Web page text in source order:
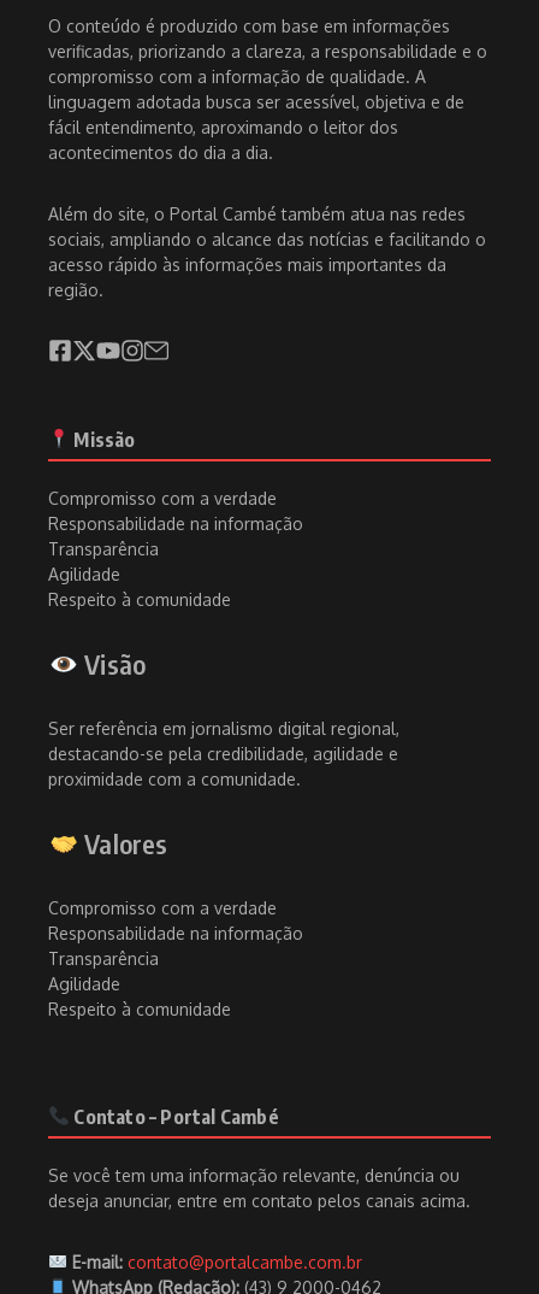
O conteúdo é produzido com base em informações
verificadas, priorizando a clareza, a responsabilidade e o
compromisso com a informação de qualidade. A
linguagem adotada busca ser acessível, objetiva e de
fácil entendimento, aproximando o leitor dos
acontecimentos do dia a dia.
Além do site, o Portal Cambé também atua nas redes
sociais, ampliando o alcance das notícias e facilitando o
acesso rápido às informações mais importantes da
região.
Missão
Compromisso com a verdade
Responsabilidade na informação
Transparência
Agilidade
Respeito à comunidade
Visão
Ser referência em jornalismo digital regional,
destacando-se pela credibilidade, agilidade e
proximidade com a comunidade.
Valores
Compromisso com a verdade
Responsabilidade na informação
Transparência
Agilidade
Respeito à comunidade
Contato – Portal Cambé
Se você tem uma informação relevante, denúncia ou
deseja anunciar, entre em contato pelos canais acima.
E-mail: contato@portalcambe.com.br
WhatsApp (Redação):(43) 9 2000-0462